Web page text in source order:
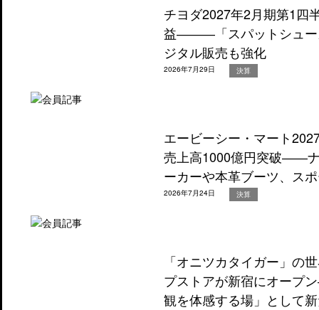
チヨダ2027年2月期第1四
益―――「スパットシュー
ジタル販売も強化
2026年7月29日 決算
エービーシー・マート
売上高1000億円突破――
ーカーや本革ブーツ、ス
2026年7月24日 決算
「オニツカタイガー」の
プストアが新宿にオープ
観を体感する場」として